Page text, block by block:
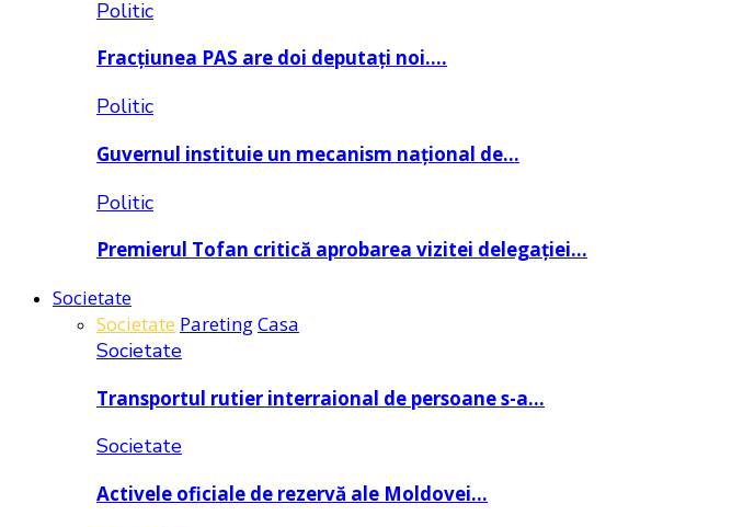
Politic
Fracțiunea PAS are doi deputați noi….
Politic
Guvernul instituie un mecanism național de…
Politic
Premierul Tofan critică aprobarea vizitei delegației…
Societate
Societate ParetingCasa
Societate
Transportul rutier interraional de persoane s-a…
Societate
Activele oficiale de rezervă ale Moldovei…